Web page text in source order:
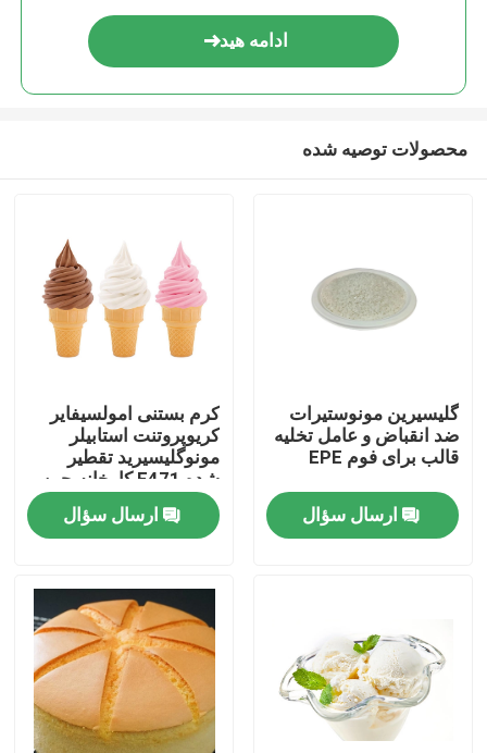
صفحه اصلی
محصولات
درباره ما
ادامه هید
محصولات توصیه شده
گلیسیرین مونوستیرات
ضد انقباض و عامل تخلیه
قالب برای فوم EPE
ارسال سؤال
کرم بستنی امولسیفایر
کریوپروتنت استابیلر
مونوگلیسیرید تقطیر
شده E471 کارخانه چین
ارسال سؤال